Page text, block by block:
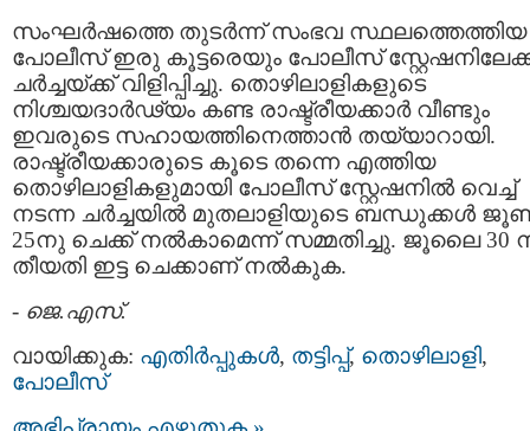
സംഘര്‍ഷത്തെ തുടര്‍ന്ന് സംഭവ സ്ഥലത്തെത്തിയ
പോലീസ്‌ ഇരു കൂട്ടരെയും പോലീസ്‌
ചര്‍ച്ചയ്ക്ക് വിളിപ്പിച്ചു. തൊഴിലാളികളുടെ
നിശ്ചയദാര്‍ഢ്യം കണ്ട രാഷ്ട്രീയക്കാര്‍ വീണ്ടും
ഇവരുടെ സഹായത്തിനെത്താന്‍ തയ്യാറായി.
രാഷ്ട്രീയക്കാരുടെ കൂടെ തന്നെ എത്തിയ
തൊഴിലാളികളുമായി പോലീസ്‌ സ്റ്റേഷനില്‍ വെച്ച്
നടന്ന ചര്‍ച്ചയില്‍ മുതലാളിയുടെ ബന്ധുക്കള്‍
25നു ചെക്ക് നല്‍കാമെന്ന് സമ്മതിച്ചു. ജൂലൈ 30
തീയതി ഇട്ട ചെക്കാണ് നല്‍കുക.
- ജെ.എസ്.
വായിക്കുക: എതിര്‍പ്പുകള്‍, തട്ടിപ്പ്‌, തൊഴിലാളി,
പോലീസ്‌